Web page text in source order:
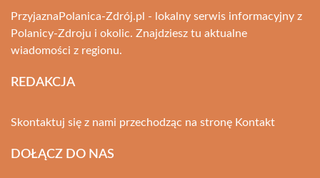
PrzyjaznaPolanica-Zdrój.pl - lokalny serwis informacyjny z
Polanicy-Zdroju i okolic. Znajdziesz tu aktualne
wiadomości z regionu.
REDAKCJA
Skontaktuj się z nami przechodząc na stronę Kontakt
DOŁĄCZ DO NAS